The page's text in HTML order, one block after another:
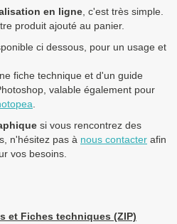
en ligne , c'est très simple.
produit ajouté au panier.
ci dessous, pour un usage et
fiche technique et d'un guide
valable également pour
si vous rencontrez des
n'hésitez pas à nous contacter afin
vos besoins.
et Fiches techniques (ZIP)